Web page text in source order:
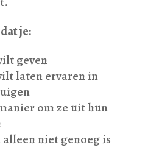
je:
geven
laten ervaren in
om ze uit hun
niet genoeg is